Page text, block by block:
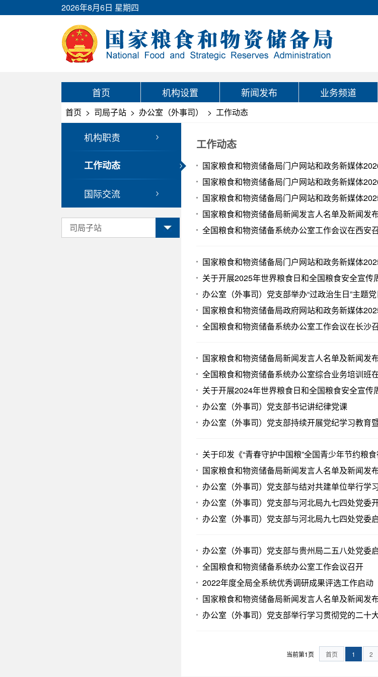
2026年8月6日 星期四
首页 机构设置 新闻发布 业务频道
首页 > 司局子站 > 办公室（外事司） > 工作动态
机构职责
工作动态
国际交流
司局子站
工作动态
国家粮食和物资储备局门户网站和政务新媒体
国家粮食和物资储备局门户网站和政务新媒体
国家粮食和物资储备局门户网站和政务新媒体
国家粮食和物资储备局新闻发言人名单及新闻发
全国粮食和物资储备系统办公室工作会议在西安
国家粮食和物资储备局门户网站和政务新媒体
关于开展2025年世界粮食日和全国粮食安全宣传
办公室（外事司）党支部举办“过政治生日”主题
国家粮食和物资储备局政府网站和政务新媒体
全国粮食和物资储备系统办公室工作会议在长沙
国家粮食和物资储备局新闻发言人名单及新闻发
全国粮食和物资储备系统办公室综合业务培训班
关于开展2024年世界粮食日和全国粮食安全宣传
办公室（外事司）党支部书记讲纪律党课
办公室（外事司）党支部持续开展党纪学习教育
关于印发《“青春守护中国粮”全国青少年节约粮
国家粮食和物资储备局新闻发言人名单及新闻发
办公室（外事司）党支部与结对共建单位举行学
办公室（外事司）党支部与河北局九七四处党委
办公室（外事司）党支部与河北局九七四处党委
办公室（外事司）党支部与贵州局二五八处党委
全国粮食和物资储备系统办公室工作会议召开
2022年度全局全系统优秀调研成果评选工作启动
国家粮食和物资储备局新闻发言人名单及新闻发
办公室（外事司）党支部举行学习贯彻党的二十
当前第1页 首页 1 2